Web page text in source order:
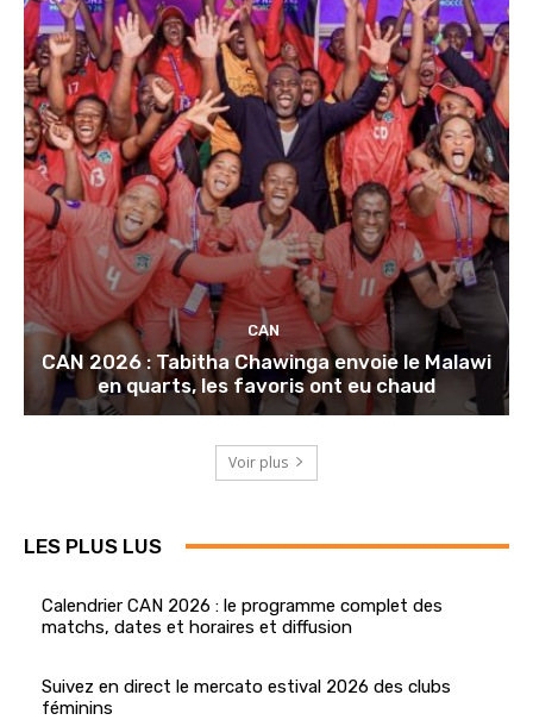
CAN
CAN 2026 : Tabitha Chawinga envoie le Malawi
en quarts, les favoris ont eu chaud
Voir plus
LES PLUS LUS
Calendrier CAN 2026 : le programme complet des
matchs, dates et horaires et diffusion
Suivez en direct le mercato estival 2026 des clubs
féminins